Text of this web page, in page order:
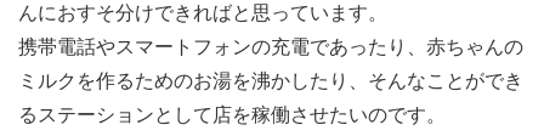
んにおすそ分けできればと思っています。
携帯電話やスマートフォンの充電であったり、赤ちゃんの
ミルクを作るためのお湯を沸かしたり、そんなことができ
るステーションとして店を稼働させたいのです。